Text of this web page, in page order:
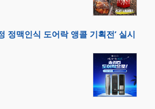
정맥인식 도어락 앵콜 기획전’ 실시